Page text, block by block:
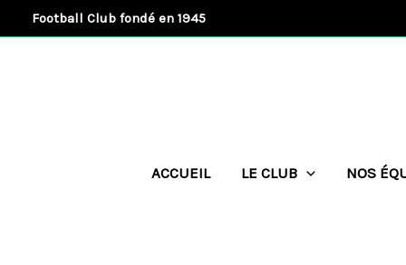
au
Football Club fondé en 1945
ACCUEIL LE CLUB NOS